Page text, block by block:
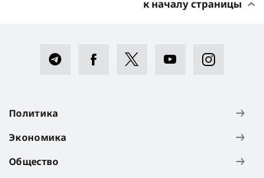
к началу страницы
Политика
Экономика
Общество